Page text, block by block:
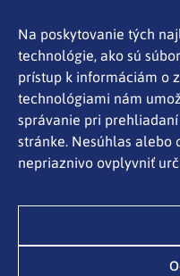
Na poskytovanie tých
technológie, ako sú
prístup k informáciám o
technológiami nám
správanie pri
stránke. Nesúhlas alebo
nepriaznivo ovplyvniť
Aktuality
Kontakty
Ochrana osobných
Mapa stránky
Ministerstvo investícií,
informatizácie SR